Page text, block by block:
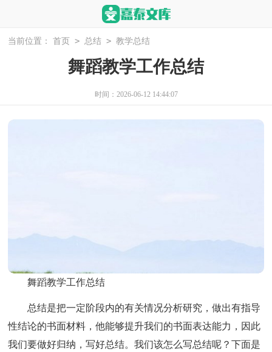
当前位置： 首页 > 总结 > 教学总结
舞蹈教学工作总结
时间：2026-06-12 14:44:07
舞蹈教学工作总结
总结是把一定阶段内的有关情况分析研究，做出有指导
性结论的书面材料，他能够提升我们的书面表达能力，因此
我们要做好归纳，写好总结。我们该怎么写总结呢？下面是